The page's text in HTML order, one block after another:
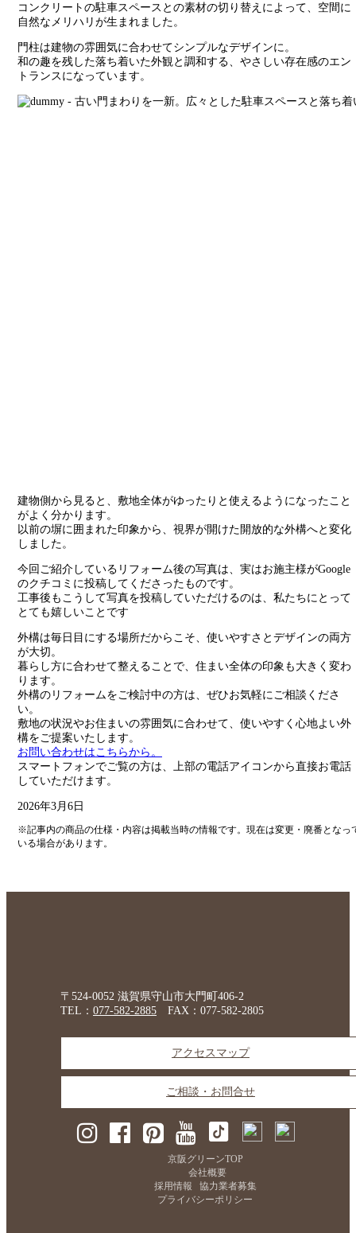
コンクリートの駐車スペースとの素材の切り替えによって、空間に
自然なメリハリが生まれました。
門柱は建物の雰囲気に合わせてシンプルなデザインに。
和の趣を残した落ち着いた外観と調和する、やさしい存在感のエン
トランスになっています。
建物側から見ると、敷地全体がゆったりと使えるようになったこと
がよく分かります。
以前の塀に囲まれた印象から、視界が開けた開放的な外構へと変化
しました。
今回ご紹介しているリフォーム後の写真は、実はお施主様がGoogle
のクチコミに投稿してくださったものです。
工事後もこうして写真を投稿していただけるのは、私たちにとって
とても嬉しいことです
外構は毎日目にする場所だからこそ、使いやすさとデザインの両方
が大切。
暮らし方に合わせて整えることで、住まい全体の印象も大きく変わ
ります。
外構のリフォームをご検討中の方は、ぜひお気軽にご相談くださ
い。
敷地の状況やお住まいの雰囲気に合わせて、使いやすく心地よい外
構をご提案いたします。
お問い合わせはこちらから。
スマートフォンでご覧の方は、上部の電話アイコンから直接お電話
していただけます。
2026年3月6日
※記事内の商品の仕様・内容は掲載当時の情報です。現在は変更・廃番となっ
いる場合があります。
〒524-0052 滋賀県守山市大門町406-2
TEL： 077-582-2885 FAX：077-582-2805
アクセスマップ
ご相談・お問合せ
京阪グリーンTOP
会社概要
採用情報
協力業者募集
プライバシーポリシー